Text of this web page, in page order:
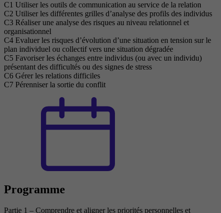
C1 Utiliser les outils de communication au service de la relation
C2 Utiliser les différentes grilles d’analyse des profils des individus
C3 Réaliser une analyse des risques au niveau relationnel et
organisationnel
C4 Evaluer les risques d’évolution d’une situation en tension sur le
plan individuel ou collectif vers une situation dégradée
C5 Favoriser les échanges entre individus (ou avec un individu)
présentant des difficultés ou des signes de stress
C6 Gérer les relations difficiles
C7 Pérenniser la sortie du conflit
Programme
Partie 1 – Comprendre et aligner les priorités personnelles et